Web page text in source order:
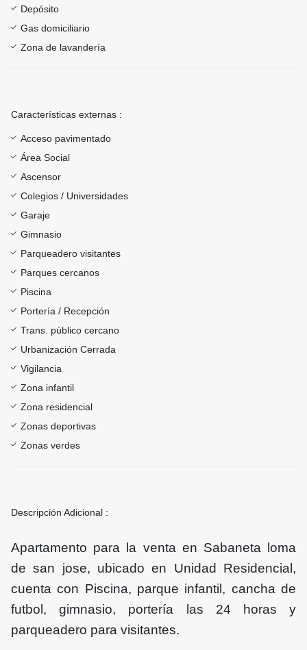
Depósito
Gas domiciliario
Zona de lavandería
Características externas :
Acceso pavimentado
Área Social
Ascensor
Colegios / Universidades
Garaje
Gimnasio
Parqueadero visitantes
Parques cercanos
Piscina
Portería / Recepción
Trans. público cercano
Urbanización Cerrada
Vigilancia
Zona infantil
Zona residencial
Zonas deportivas
Zonas verdes
Descripción Adicional :
Apartamento para la venta en Sabaneta loma
de san jose, ubicado en Unidad Residencial,
cuenta con Piscina, parque infantil, cancha de
futbol, gimnasio, portería las 24 horas y
parqueadero para visitantes.